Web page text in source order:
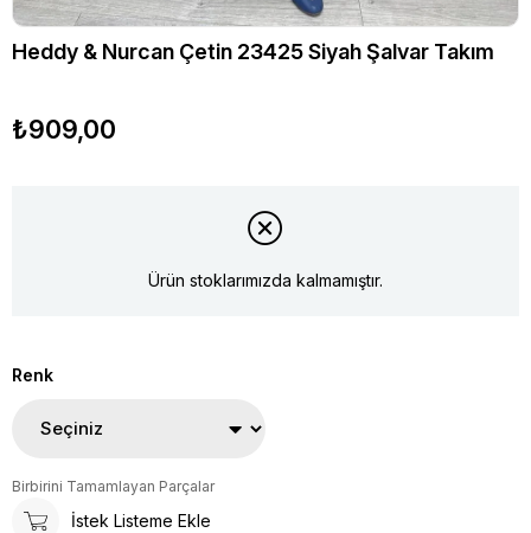
Heddy & Nurcan Çetin 23425 Siyah Şalvar Takım
₺909,00
Ürün stoklarımızda kalmamıştır.
Renk
Birbirini Tamamlayan Parçalar
İstek Listeme Ekle